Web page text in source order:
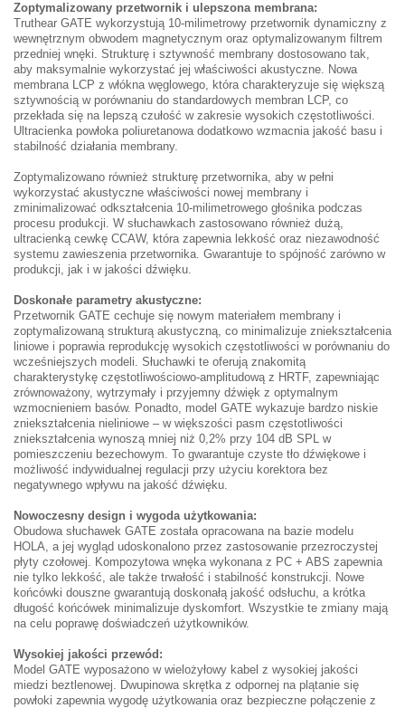
Zoptymalizowany przetwornik i ulepszona membrana:
Truthear GATE wykorzystują 10-milimetrowy przetwornik dynamiczny z
wewnętrznym obwodem magnetycznym oraz optymalizowanym filtrem
przedniej wnęki. Strukturę i sztywność membrany dostosowano tak,
aby maksymalnie wykorzystać jej właściwości akustyczne. Nowa
membrana LCP z włókna węglowego, która charakteryzuje się większą
sztywnością w porównaniu do standardowych membran LCP, co
przekłada się na lepszą czułość w zakresie wysokich częstotliwości.
Ultracienka powłoka poliuretanowa dodatkowo wzmacnia jakość basu i
stabilność działania membrany.
Zoptymalizowano również strukturę przetwornika, aby w pełni
wykorzystać akustyczne właściwości nowej membrany i
zminimalizować odkształcenia 10-milimetrowego głośnika podczas
procesu produkcji. W słuchawkach zastosowano również dużą,
ultracienką cewkę CCAW, która zapewnia lekkość oraz niezawodność
systemu zawieszenia przetwornika. Gwarantuje to spójność zarówno w
produkcji, jak i w jakości dźwięku.
Doskonałe parametry akustyczne:
Przetwornik GATE cechuje się nowym materiałem membrany i
zoptymalizowaną strukturą akustyczną, co minimalizuje zniekształcenia
liniowe i poprawia reprodukcję wysokich częstotliwości w porównaniu do
wcześniejszych modeli. Słuchawki te oferują znakomitą
charakterystykę częstotliwościowo-amplitudową z HRTF, zapewniając
zrównoważony, wytrzymały i przyjemny dźwięk z optymalnym
wzmocnieniem basów. Ponadto, model GATE wykazuje bardzo niskie
zniekształcenia nieliniowe – w większości pasm częstotliwości
zniekształcenia wynoszą mniej niż 0,2% przy 104 dB SPL w
pomieszczeniu bezechowym. To gwarantuje czyste tło dźwiękowe i
możliwość indywidualnej regulacji przy użyciu korektora bez
negatywnego wpływu na jakość dźwięku.
Nowoczesny design i wygoda użytkowania:
Obudowa słuchawek GATE została opracowana na bazie modelu
HOLA, a jej wygląd udoskonalono przez zastosowanie przezroczystej
płyty czołowej. Kompozytowa wnęka wykonana z PC + ABS zapewnia
nie tylko lekkość, ale także trwałość i stabilność konstrukcji. Nowe
końcówki douszne gwarantują doskonałą jakość odsłuchu, a krótka
długość końcówek minimalizuje dyskomfort. Wszystkie te zmiany mają
na celu poprawę doświadczeń użytkowników.
Wysokiej jakości przewód:
Model GATE wyposażono w wielożyłowy kabel z wysokiej jakości
miedzi beztlenowej. Dwupinowa skrętka z odpornej na plątanie się
powłoki zapewnia wygodę użytkowania oraz bezpieczne połączenie z